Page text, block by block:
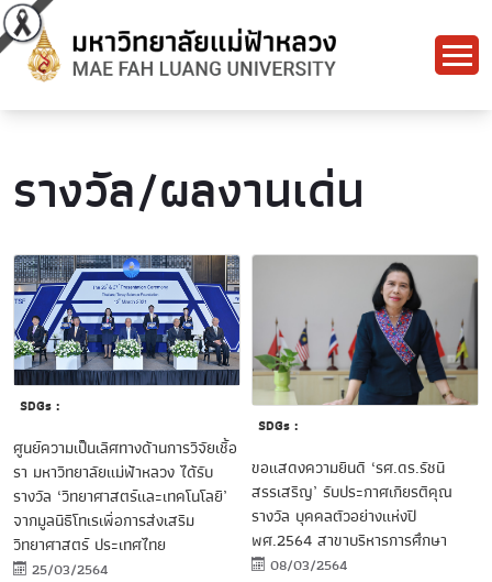
รางวัล/ผลงานเด่น
SDGs :
ศูนย์ความเป็นเลิศทางด้านการวิจัยเชื้อ
รา มหาวิทยาลัยแม่ฟ้าหลวง ได้รับ
รางวัล ‘วิทยาศาสตร์และเทคโนโลยี’
จากมูลนิธิโทเรเพื่อการส่งเสริม
วิทยาศาสตร์ ประเทศไทย
25/03/2564
SDGs :
ประชาสัมพันธ์
ขอแสดงความยินดี ‘รศ.ดร.รัชนี
สรรเสริญ’ รับประกาศเกียรติคุณ
รางวัล บุคคลตัวอย่างแห่งปี
พศ.2564 สาขาบริหารการศึกษา
08/03/2564